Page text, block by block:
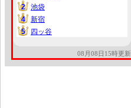
2
2
池袋
4
4
新宿
5
5 四ッ谷
08月08日15時更新